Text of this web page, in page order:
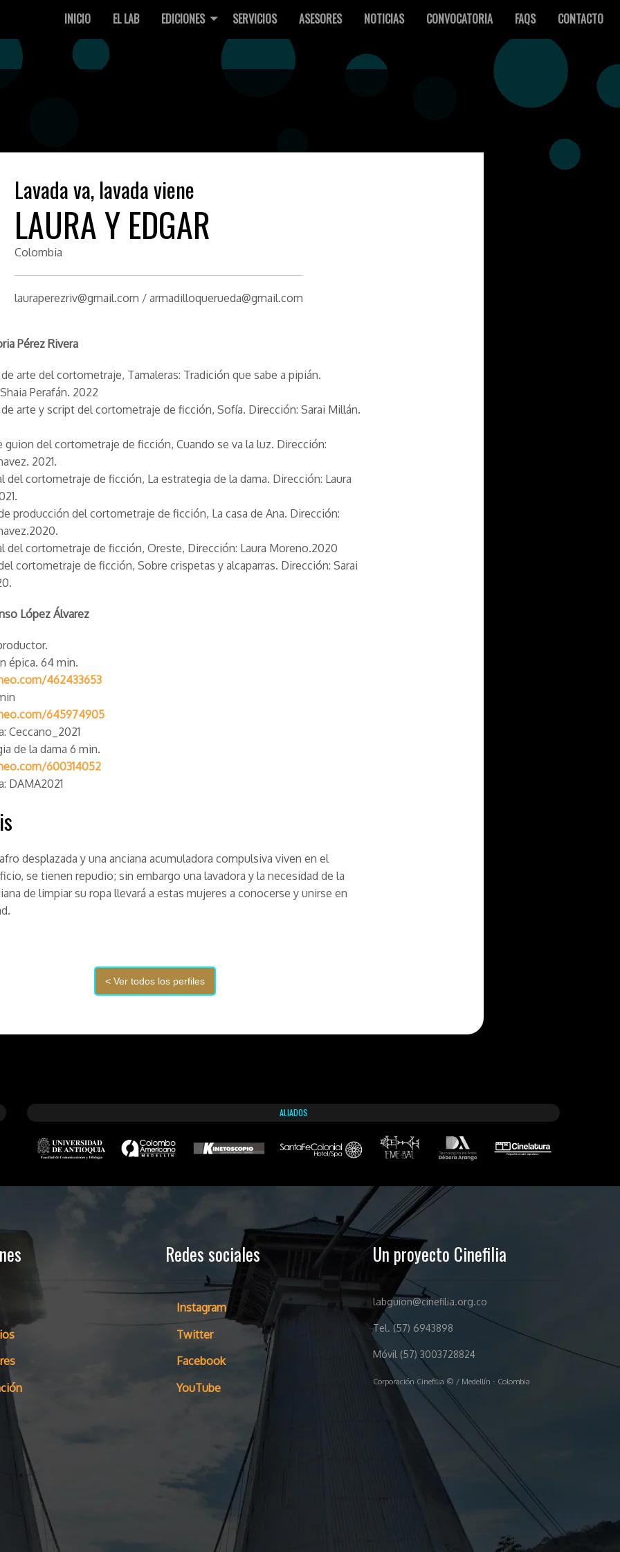
INICIO EL LAB EDICIONES SERVICIOS ASESORES NOTICIAS CONVOCATORIA FAQS CONTACTO
Lavada va, lavada viene
LAURA Y EDGAR
Colombia
lauraperezriv@gmail.com / armadilloquerueda@gmail.com
Pérez Rivera
arte del cortometraje, Tamaleras: Tradición que sabe a pipián.
Perafán. 2022
arte y script del cortometraje de ficción, Sofía. Dirección: Sarai Millán.
guion del cortometraje de ficción, Cuando se va la luz. Dirección:
2021.
del cortometraje de ficción, La estrategia de la dama. Dirección: Laura
producción del cortometraje de ficción, La casa de Ana. Dirección:
del cortometraje de ficción, Oreste, Dirección: Laura Moreno.2020
cortometraje de ficción, Sobre crispetas y alcaparras. Dirección: Sarai
López Álvarez
épica. 64 min.
462433653
645974905
Ceccano_2021
de la dama 6 min.
600314052
DAMA2021
desplazada y una anciana acumuladora compulsiva viven en el
se tienen repudio; sin embargo una lavadora y la necesidad de la
de limpiar su ropa llevará a estas mujeres a conocerse y unirse en
ALIADOS
Redes sociales
Instagram
Twitter
Facebook
YouTube
Un proyecto Cinefilia
labguion@cinefilia.org.co
Tel. (57) 6943898
Móvil (57) 3003728824
Corporación Cinefilia © / Medellín - Colombia